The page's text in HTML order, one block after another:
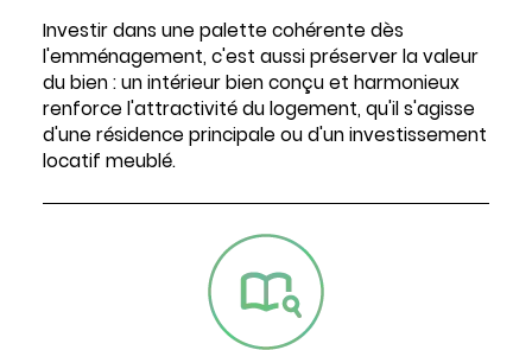
Investir dans une palette cohérente dès
l'emménagement, c'est aussi préserver la valeur
du bien : un intérieur bien conçu et harmonieux
renforce l'attractivité du logement, qu'il s'agisse
d'une résidence principale ou d'un investissement
locatif meublé.